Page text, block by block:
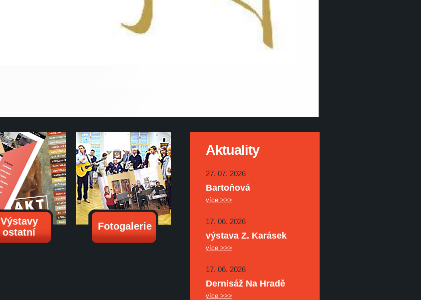
Výstavy
ostatní
Fotogalerie
Aktuality
27. 07. 2026
Bartoňová
více >>>
17. 06. 2026
výstava Z. Karásek
více >>>
17. 06. 2026
Dernisáž Na Hradě
více >>>